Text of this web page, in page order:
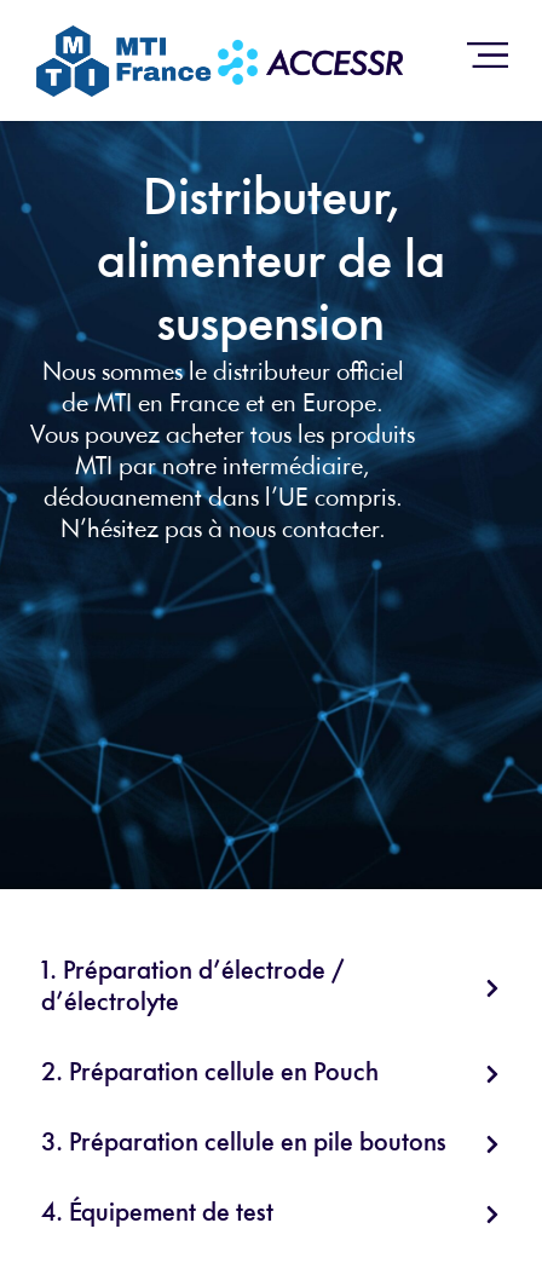
Distributeur,
alimenteur de la
suspension
Nous sommes le distributeur officiel
de MTI en France et en Europe.
Vous pouvez acheter tous les produits
MTI par notre intermédiaire,
dédouanement dans l’UE compris.
N’hésitez pas à nous contacter.
1. Préparation d’électrode /
d’électrolyte
2. Préparation cellule en Pouch
3. Préparation cellule en pile boutons
4. Équipement de test